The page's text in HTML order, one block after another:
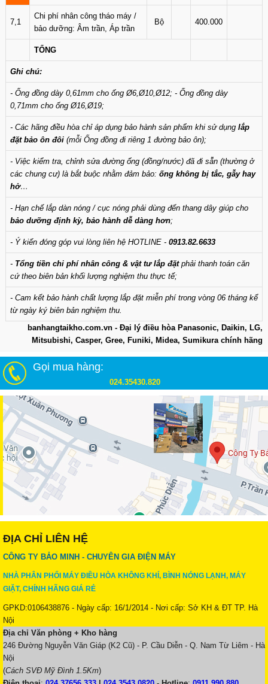
7,1
Chi phí nhân công tháo máy /
bảo dưỡng: Âm trần, Áp trần
Bộ 400.000
TỔNG
Ghi chú:
- Ống đồng dày 0,61mm cho ống Ø6,Ø10,Ø12; - Ống đồng dày
0,71mm cho ống Ø16,Ø19;
- Các hãng điều hòa chỉ áp dụng bảo hành sản phẩm khi sử dụng lắp
đặt bảo ôn đôi (mỗi Ống đồng đi riêng 1 đường bảo ôn);
- Việc kiểm tra, chỉnh sửa đường ống (đồng/nước) đã đi sẵn (thường ở
các chung cư) là bắt buộc nhằm đảm bảo: ống không bị tắc, gẫy hay
hở…
- Hạn chế lắp dàn nóng / cục nóng phải dùng đến thang dây giúp cho
bảo dưỡng định kỳ, bảo hành dễ dàng hơn;
- Ý kiến đóng góp vui lòng liên hệ HOTLINE - 0913.82.6633
- Tổng tiền chi phí nhân công & vật tư lắp đặtphải thanh toán căn
cứ theo biên bản khối lượng nghiệm thu thực tế;
- Cam kết bảo hành chất lượng lắp đặt miễn phí trong vòng 06 tháng kể
từ ngày ký biên bản nghiệm thu.
banhangtaikho.com.vn - Đại lý điều hòa Panasonic, Daikin, LG,
Mitsubishi, Casper, Gree, Funiki, Midea, Sumikura chính hãng
Gọi mua hàng:
024.35430.820
ĐỊA CHỈ LIÊN HỆ
CÔNG TY BẢO MINH - CHUYÊN GIA ĐIỆN MÁY
NHÀ PHÂN PHỐI MÁY ĐIỀU HÒA KHÔNG KHÍ, BÌNH NÓNG LẠNH, MÁY
GIẶT, CHÍNH HÃNG GIÁ RẺ
GPKD:0106438876 - Ngày cấp: 16/1/2014 - Nơi cấp: Sở KH & ĐT TP. Hà
Nội
Địa chỉ Văn phòng + Kho hàng
246 Đường Nguyễn Văn Giáp (K2 Cũ) - P. Cầu Diễn - Q. Nam Từ Liêm - Hà
Nội
(Cách SVĐ Mỹ Đình 1.5Km)